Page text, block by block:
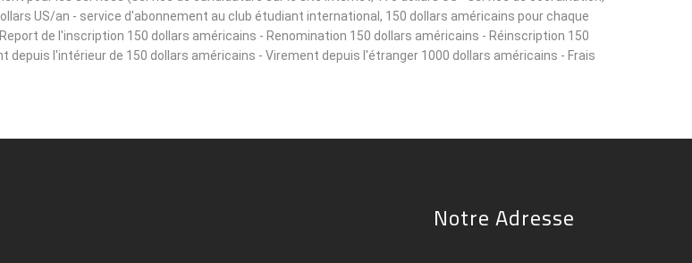
US/an - service d'abonnement au club étudiant international, 150 dollars américains pour chaque
de l'inscription 150 dollars américains - Renomination 150 dollars américains - Réinscription 150
l'intérieur de 150 dollars américains - Virement depuis l'étranger 1000 dollars américains - Frais
Notre Adresse